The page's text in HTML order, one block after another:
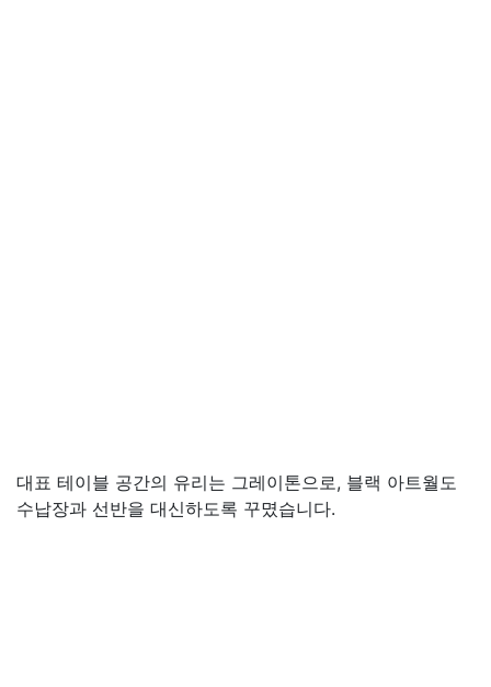
대표 테이블 공간의 유리는 그레이톤으로, 블랙 아트월도
수납장과 선반을 대신하도록 꾸몄습니다.